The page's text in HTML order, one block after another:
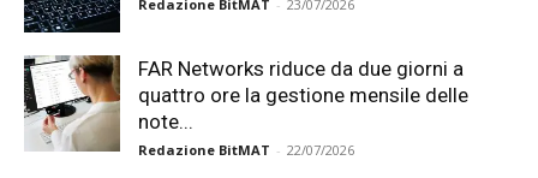
Redazione BitMAT - 23/07/2026
FAR Networks riduce da due giorni a
quattro ore la gestione mensile delle
note...
Redazione BitMAT - 22/07/2026